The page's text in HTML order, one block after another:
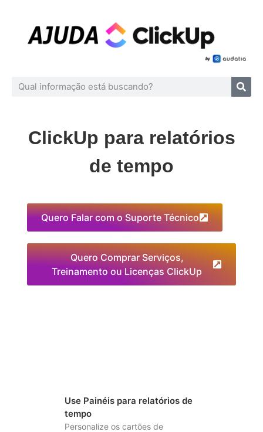
ClickUp para relatórios
de tempo
Quero Falar com o Suporte Técnico
Quero Comprar Serviços,
Treinamento ou Licenças ClickUp
Use Painéis para relatórios de
tempo
Personalize os cartões de